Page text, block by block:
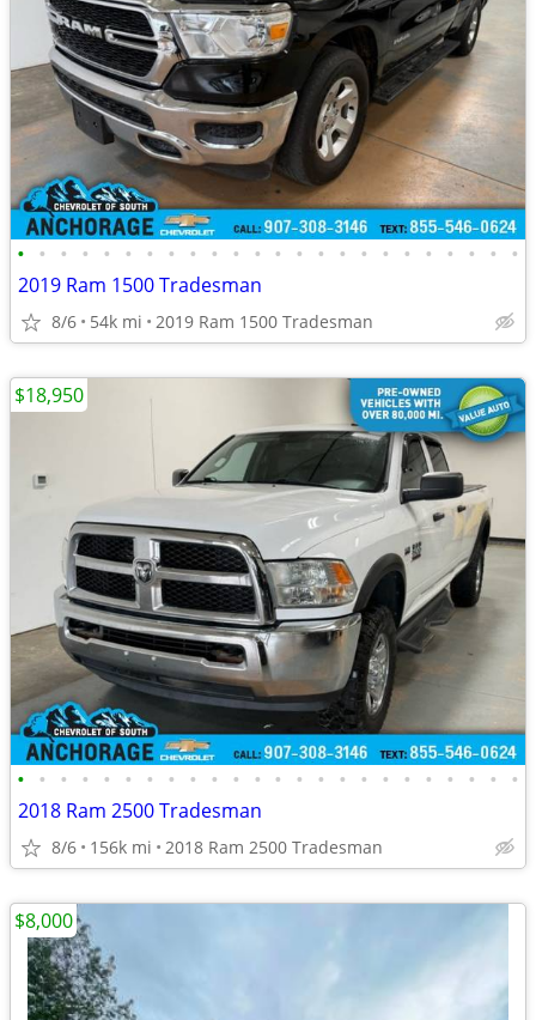
• • • • • • • • • • • • • • • • • • • • • • • •
2019 Ram 1500 Tradesman
8/6 54k mi 2019 Ram 1500 Tradesman
• • • • • • • • • • • • • • • • • • • • • • • •
2018 Ram 2500 Tradesman
8/6 156k mi 2018 Ram 2500 Tradesman
$18,950
$8,000